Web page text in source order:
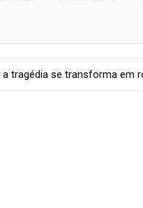
jornalística Mundo